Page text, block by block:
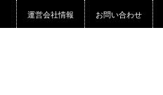
運営会社情報 お問い合わせ